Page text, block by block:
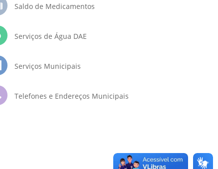
Saldo de Medicamentos
Serviços de Água DAE
Serviços Municipais
Telefones e Endereços Municipais